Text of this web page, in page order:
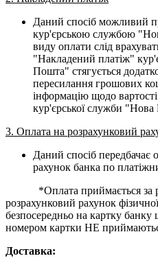
Даний спосіб можливий
кур'єрською службою
виду оплати слід
"Накладений платіж"
Пошта" стягується
пересилання грошових
інформацію щодо
кур'єрської служби
3. Оплата на розрахунковий
Даний спосіб передбачає
рахунок банка по
*Оплата приймається за
розрахунковий рахунок
безпосередньо на картку банку
номером картки НЕ
Доставка: